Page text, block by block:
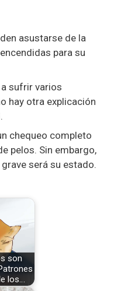
asustarse de la
para su
sufrir varios
hay otra explicación
chequeo completo
pelos. Sin embargo,
será su estado.
son
los…